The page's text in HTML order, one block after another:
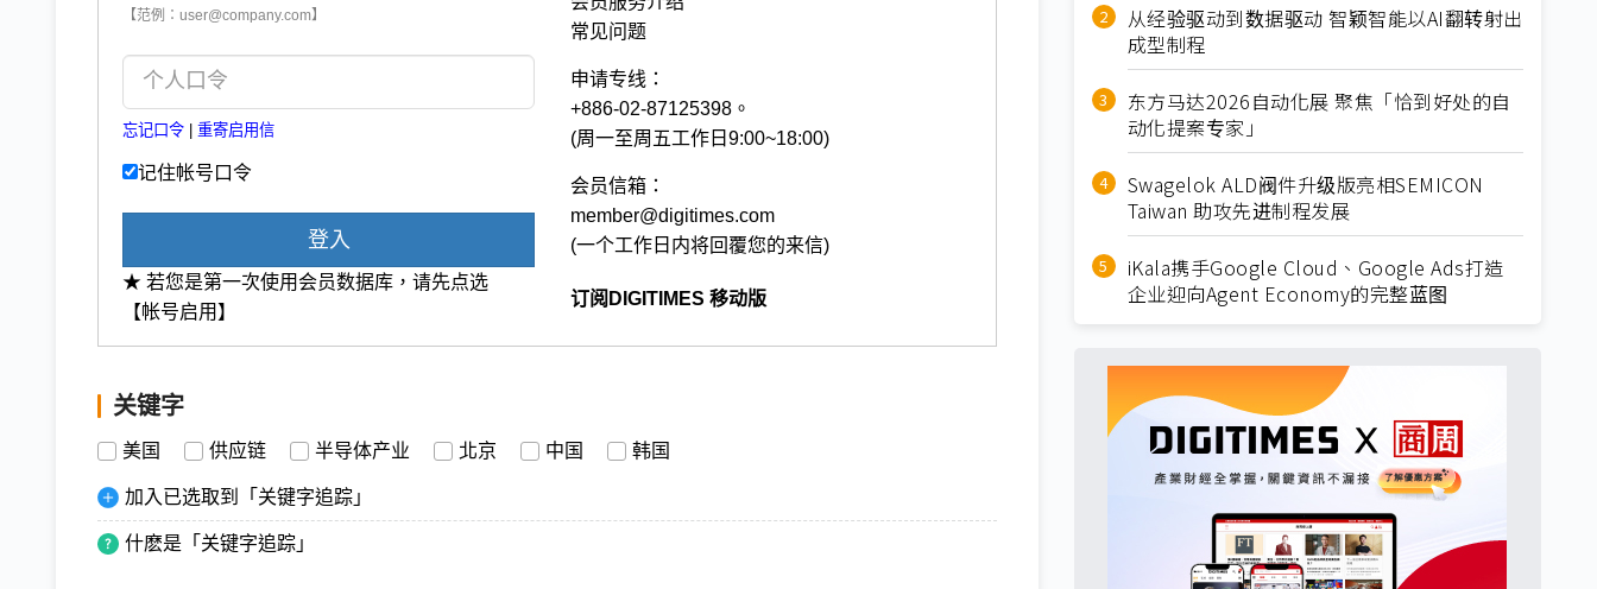
【范例：user@company.com】
忘记口令 重寄启用信
记住帐号口令
登入
★ 若您是第一次使用会员数据库，请先点选
【帐号启用】
常见问题
申请专线：
+886-02-87125398。
(周一至周五工作日9:00~18:00)
会员信箱：
member@digitimes.com
(一个工作日内将回覆您的来信)
订阅DIGITIMES 移动版
关键字
美国 供应链 半导体产业 北京 中国 韩国
加入已选取到「关键字追踪」
什麽是「关键字追踪」
从经验驱动到数据驱动 智颖智能以AI翻转射出
成型制程
东方马达2026自动化展 聚焦「恰到好处的自
动化提案专家」
Swagelok ALD阀件升级版亮相SEMICON
Taiwan 助攻先进制程发展
iKala携手Google Cloud、Google Ads打造
企业迎向Agent Economy的完整蓝图